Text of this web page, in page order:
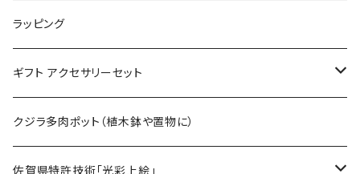
Lサイズ
Mサイズ
Sサイズ
ラッピング
ギフト アクセサリーセット
flower
メンズ ギフトセット
クジラ多肉ポット（植木鉢や置物に）
佐賀県特許技術「光彩上絵」